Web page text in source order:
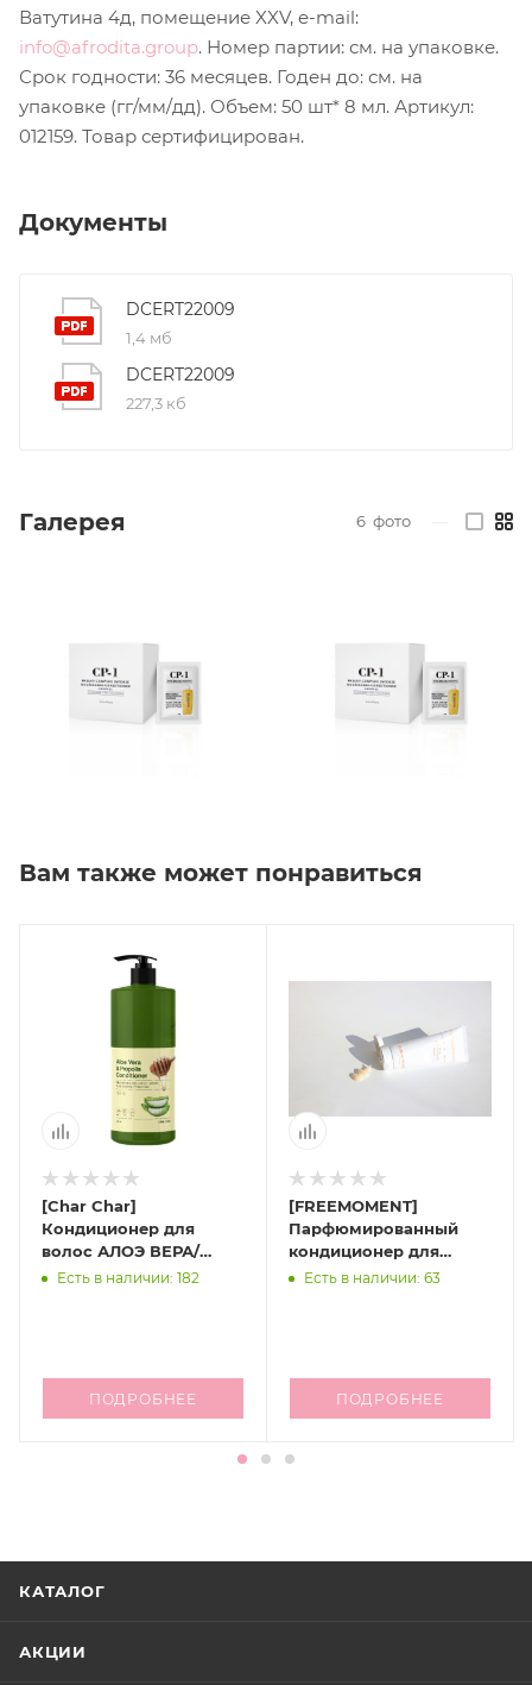
Ватутина 4д, помещение XXV, e-mail:
info@afrodita.group. Номер партии: см. на упаковке.
Срок годности: 36 месяцев. Годен до: см. на
упаковке (гг/мм/дд). Объем: 50 шт* 8 мл. Артикул:
012159. Товар сертифицирован.
Документы
DCERT22009
1,4 мб
DCERT22009
227,3 кб
Галерея 6 фото
Вам также может понравиться
[Char Char]
Кондиционер для
волос АЛОЭ ВЕРА/
ПРОПОЛИС Aloe vera &
Есть в наличии: 182
ПОДРОБНЕЕ
[FREEMOMENT]
Парфюмированный
кондиционер для
волос Refresh Moment
Есть в наличии: 63
ПОДРОБНЕЕ
КАТАЛОГ
АКЦИИ